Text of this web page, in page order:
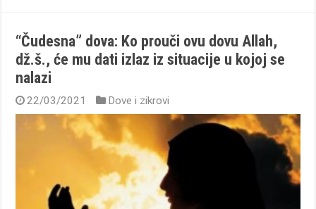
“Čudesna” dova: Ko prouči ovu dovu Allah,
dž.š., će mu dati izlaz iz situacije u kojoj se
nalazi
22/03/2021 Dove i zikrovi